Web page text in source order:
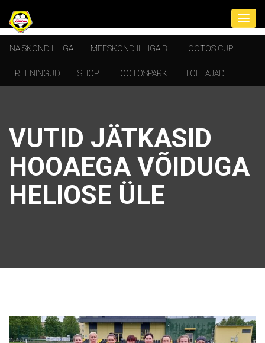
NAISKOND I LIIGA MEESKOND II LIIGA B LOOTOS CUP
TREENINGUD SHOP LOOTOSPARK TOETAJAD
VUTID JÄTKASID
HOOAEGA VÕIDUGA
HELIOSE ÜLE